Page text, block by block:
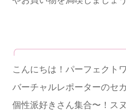
こんにちは！パーフェクト
バーチャルレポーターのセ
個性派好きさん集合〜！ス